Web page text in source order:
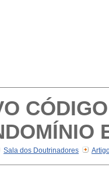
Sala dos Doutrinadores